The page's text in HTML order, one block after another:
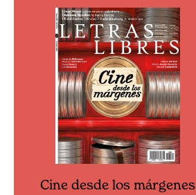
Cine desde los márgenes